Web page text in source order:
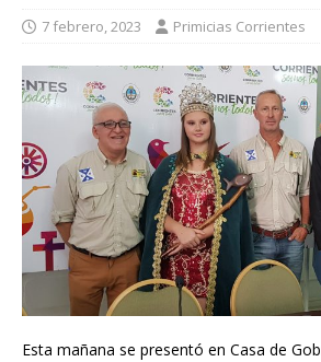
7 febrero, 2023 Primicias Corrientes
Esta mañana se presentó en Casa de